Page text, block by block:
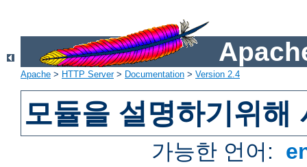
Apache > HTTP Server> Documentation > Version 2.4
모듈을 설명하기위해
가능한 언어: